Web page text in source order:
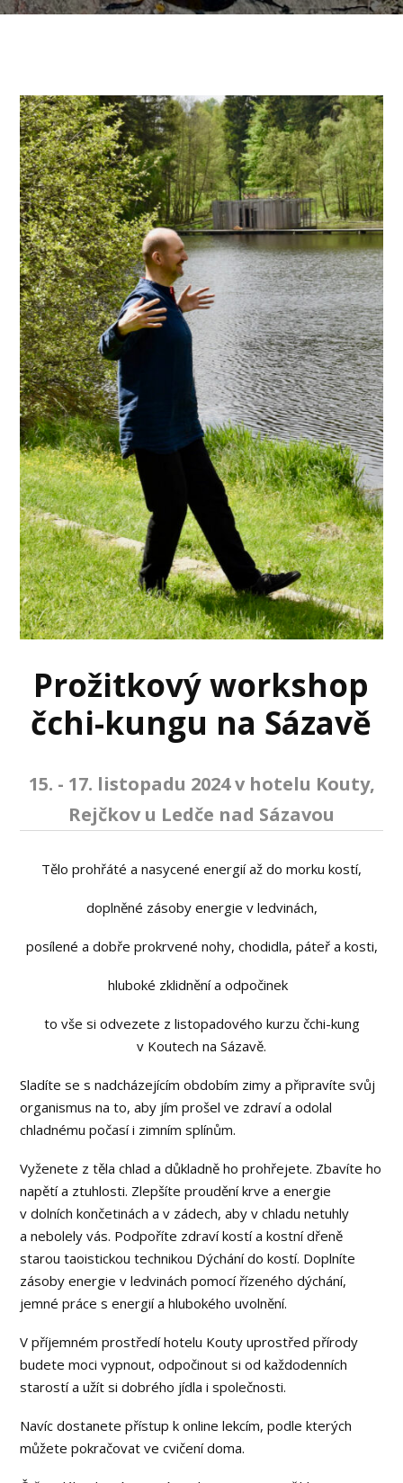
Prožitkový workshop
čchi-kungu na Sázavě
15. - 17. listopadu 2024 v hotelu Kouty,
Rejčkov u Ledče nad Sázavou
Tělo prohřáté a nasycené energií až do morku kostí,
doplněné zásoby energie v ledvinách,
posílené a dobře prokrvené nohy, chodidla, páteř a kosti,
hluboké zklidnění a odpočinek
to vše si odvezete z listopadového kurzu čchi-kung
v Koutech na Sázavě.
Sladíte se s nadcházejícím obdobím zimy a připravíte svůj
organismus na to, aby jím prošel ve zdraví a odolal
chladnému počasí i zimním splínům.
Vyženete z těla chlad a důkladně ho prohřejete. Zbavíte ho
napětí a ztuhlosti. Zlepšíte proudění krve a energie
v dolních končetinách a v zádech, aby v chladu netuhly
a nebolely vás. Podpoříte zdraví kostí a kostní dřeně
starou taoistickou technikou Dýchání do kostí. Doplníte
zásoby energie v ledvinách pomocí řízeného dýchání,
jemné práce s energií a hlubokého uvolnění.
V příjemném prostředí hotelu Kouty uprostřed přírody
budete moci vypnout, odpočinout si od každodenních
starostí a užít si dobrého jídla i společnosti.
Navíc dostanete přístup k online lekcím, podle kterých
můžete pokračovat ve cvičení doma.